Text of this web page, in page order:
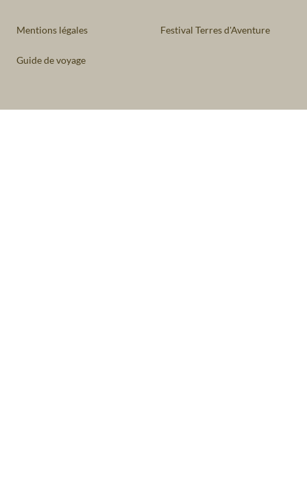
Mentions légales Festival Terres d'Aventure
Guide de voyage